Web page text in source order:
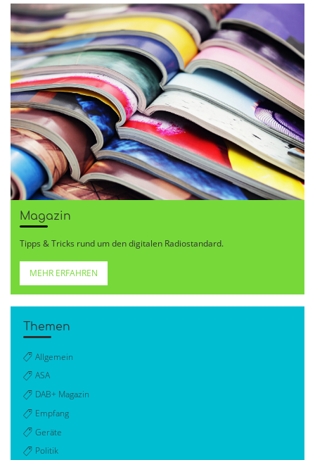
Magazin
Tipps & Tricks rund um den digitalen Radiostandard.
MEHR ERFAHREN
Themen
Allgemein
ASA
DAB+ Magazin
Empfang
Geräte
Politik